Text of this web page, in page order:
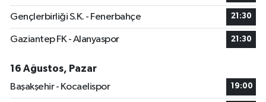
Gençlerbirliği S.K. - Fenerbahçe 21:30
Gaziantep FK - Alanyaspor 21:30
16 Ağustos, Pazar
Başakşehir - Kocaelispor
19:00